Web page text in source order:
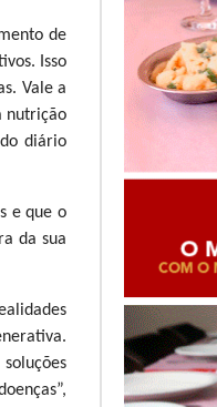
de
Isso
Vale a
nutrição
diário
e que o
da sua